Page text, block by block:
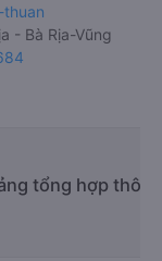
- Bà Rịa-Vũng
tổng hợp